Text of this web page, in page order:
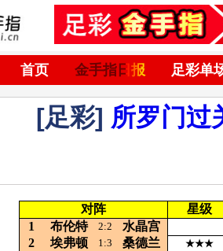
首页 金手指日报 足彩单
[足彩] 所罗门过
对阵
星级
1
布伦特 2:2
水晶宫
2
埃弗顿 1:3 桑德兰 ★★★